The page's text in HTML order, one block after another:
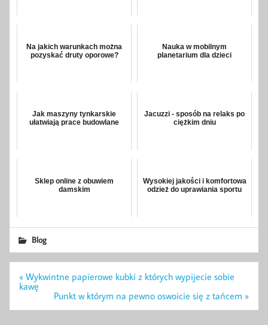
Na jakich warunkach można
pozyskać druty oporowe?
Nauka w mobilnym
planetarium dla dzieci
Jak maszyny tynkarskie
ułatwiają prace budowlane
Jacuzzi - sposób na relaks po
ciężkim dniu
Sklep online z obuwiem
damskim
Wysokiej jakości i komfortowa
odzież do uprawiania sportu
Blog
Nawigacja
wpisu
« Wykwintne papierowe kubki z których wypijecie sobie
kawę
Punkt w którym na pewno oswoicie się z tańcem »